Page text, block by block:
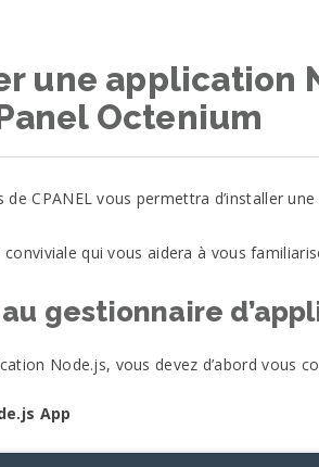
une application
Octenium
CPANEL vous permettra d’installer
qui vous aidera à vous
gestionnaire
Node.js, vous devez d’abord vous
App